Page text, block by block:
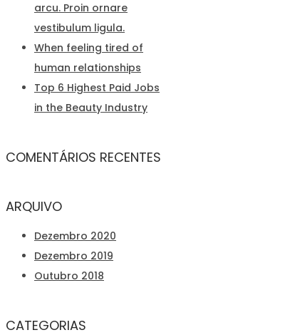
arcu. Proin ornare
vestibulum ligula.
When feeling tired of
human relationships
Top 6 Highest Paid Jobs
in the Beauty Industry
COMENTÁRIOS RECENTES
ARQUIVO
Dezembro 2020
Dezembro 2019
Outubro 2018
CATEGORIAS